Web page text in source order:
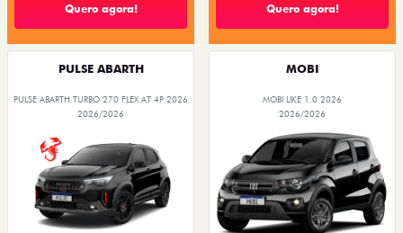
Quero agora! Quero agora!
PULSE ABARTH
PULSE ABARTH TURBO 270 FLEX AT 4P 2026
2026/2026
MOBI
MOBI LIKE 1.0 2026
2026/2026